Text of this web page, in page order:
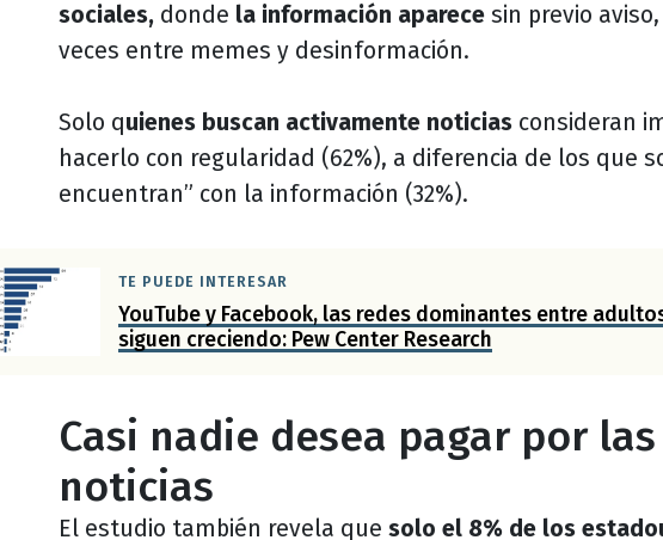
sociales,donde la información aparece sin previo
veces entre memes y desinformación.
Solo quienes buscan activamente noticiasconsideran
hacerlo con regularidad (62%), a diferencia de los que
encuentran” con la información (32%).
TE PUEDE INTERESAR
YouTube y Facebook, las redes dominantes entre
siguen creciendo: Pew Center Research
Casi nadie desea pagar por las
noticias
El estudio también revela que solo el 8% de los